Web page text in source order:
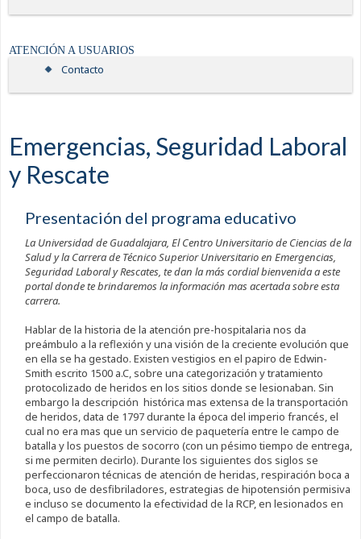
ATENCIÓN A USUARIOS
Contacto
Emergencias, Seguridad Laboral
y Rescate
Presentación del programa educativo
La Universidad de Guadalajara, El Centro Universitario de Ciencias de la
Salud y la Carrera de Técnico Superior Universitario en Emergencias,
Seguridad Laboral y Rescates, te dan la más cordial bienvenida a este
portal donde te brindaremos la información mas acertada sobre esta
carrera.
Hablar de la historia de la atención pre-hospitalaria nos da
preámbulo a la reflexión y una visión de la creciente evolución que
en ella se ha gestado. Existen vestigios en el papiro de Edwin-
Smith escrito 1500 a.C, sobre una categorización y tratamiento
protocolizado de heridos en los sitios donde se lesionaban. Sin
embargo la descripción histórica mas extensa de la transportación
de heridos, data de 1797 durante la época del imperio francés, el
cual no era mas que un servicio de paquetería entre le campo de
batalla y los puestos de socorro (con un pésimo tiempo de entrega,
si me permiten decirlo). Durante los siguientes dos siglos se
perfeccionaron técnicas de atención de heridas, respiración boca a
boca, uso de desfibriladores, estrategias de hipotensión permisiva
e incluso se documento la efectividad de la RCP, en lesionados en
el campo de batalla.